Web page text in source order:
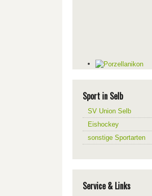
Sport in Selb
SV Union Selb
Eishockey
sonstige Sportarten
Service & Links